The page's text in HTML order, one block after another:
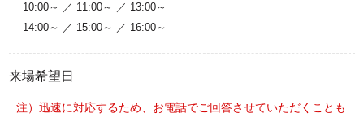
10:00～ ／ 11:00～ ／ 13:00～
14:00～ ／ 15:00～ ／ 16:00～
来場希望日
注）迅速に対応するため、お電話でご回答させていただくことも